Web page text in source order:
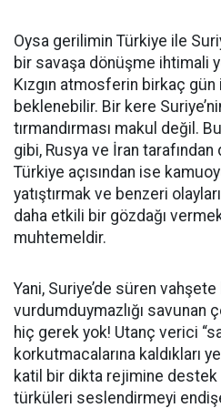
Oysa gerilimin Türkiye ile
bir savaşa dönüşme ihtimali
Kızgın atmosferin birkaç gün
beklenebilir. Bir kere
tırmandırması makul değil.
gibi, Rusya ve İran tarafından
Türkiye açısından ise
yatıştırmak ve benzeri
daha etkili bir gözdağı
muhtemeldir.
Yani, Suriye’de süren
vurdumduymazlığı savunan
hiç gerek yok! Utanç verici
korkutmacalarına kaldıkları
katil bir dikta rejimine destek
türküleri seslendirmeyi